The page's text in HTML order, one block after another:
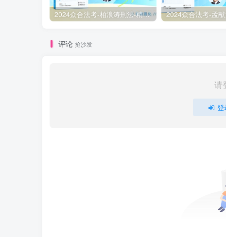
2024众合法考-柏浪涛刑法-精讲卷pdf电子版（附视频1-76全）
评论 抢沙发
请
登